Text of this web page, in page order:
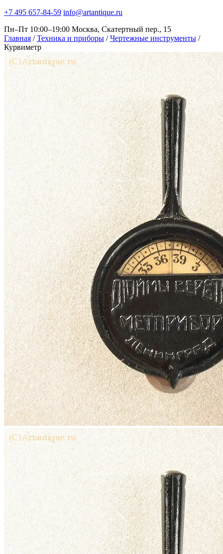
+7 495 657-84-59 info@artantique.ru
Пн–Пт 10:00–19:00 Москва, Скатертный пер., 15
Главная / Техника и приборы / Чертежные инструменты /
Курвиметр